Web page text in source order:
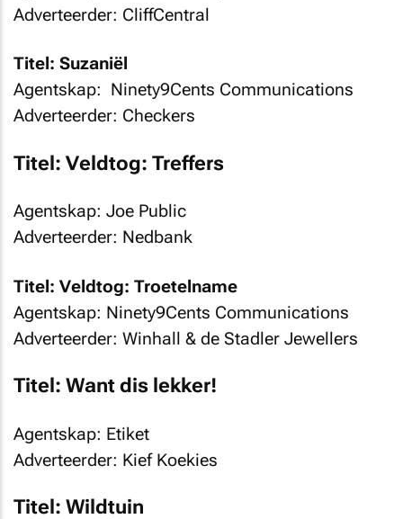
Adverteerder: CliffCentral
Titel: Suzaniël
Agentskap: Ninety9Cents Communications
Adverteerder: Checkers
Titel: Veldtog: Treffers
Agentskap: Joe Public
Adverteerder: Nedbank
Titel: Veldtog: Troetelname
Agentskap: Ninety9Cents Communications
Adverteerder: Winhall & de Stadler Jewellers
Titel: Want dis lekker!
Agentskap: Etiket
Adverteerder: Kief Koekies
Titel: Wildtuin